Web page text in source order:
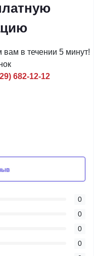
в течении 5 минут!
682-12-12
0
0
0
0